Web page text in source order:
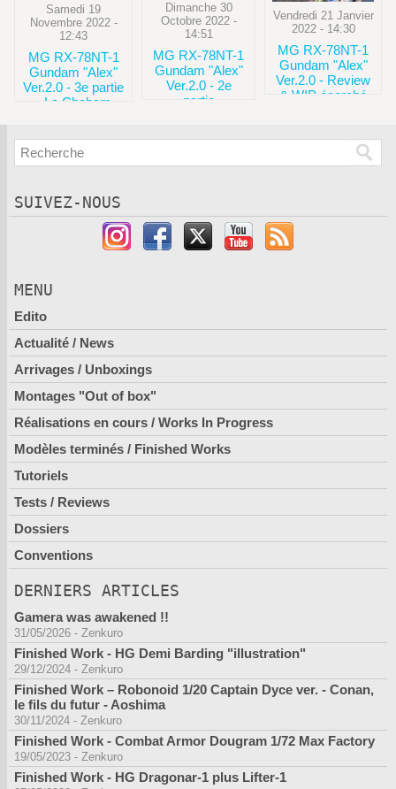
Samedi 19
Novembre 2022 -
12:43
MG RX-78NT-1
Gundam "Alex"
Ver.2.0 - 3e partie
- La Chobam
Dimanche 30
Octobre 2022 -
14:51
MG RX-78NT-1
Gundam "Alex"
Ver.2.0 - 2e
partie
Vendredi 21 Janvier
2022 - 14:30
MG RX-78NT-1
Gundam "Alex"
Ver.2.0 - Review
& WIP écorché
SUIVEZ-NOUS
MENU
Edito
Actualité / News
Arrivages / Unboxings
Montages "Out of box"
Réalisations en cours / Works In Progress
Modèles terminés / Finished Works
Tutoriels
Tests / Reviews
Dossiers
Conventions
DERNIERS ARTICLES
Gamera was awakened !!
31/05/2026 - Zenkuro
Finished Work - HG Demi Barding "illustration"
29/12/2024 - Zenkuro
Finished Work – Robonoid 1/20 Captain Dyce ver. - Conan,
le fils du futur - Aoshima
30/11/2024 - Zenkuro
Finished Work - Combat Armor Dougram 1/72 Max Factory
19/05/2023 - Zenkuro
Finished Work - HG Dragonar-1 plus Lifter-1